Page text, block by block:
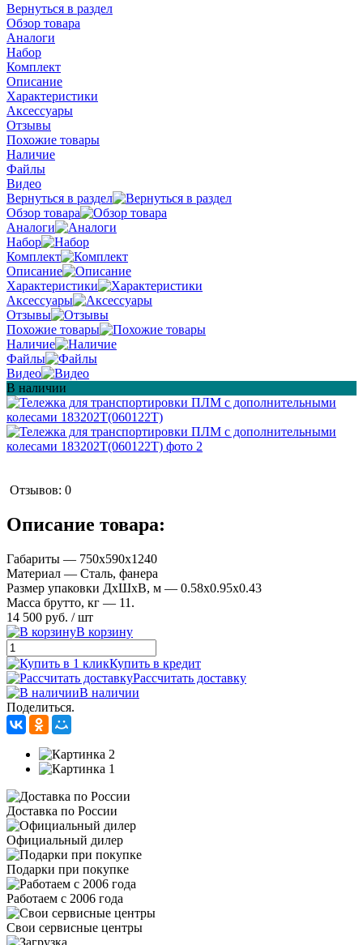
Вернуться в раздел
Обзор товара
Аналоги
Набор
Комплект
Описание
Характеристики
Аксессуары
Отзывы
Похожие товары
Наличие
Файлы
Видео
Вернуться в раздел
Обзор товара
Аналоги
Набор
Комплект
Описание
Характеристики
Аксессуары
Отзывы
Похожие товары
Наличие
Файлы
Видео
В наличии
Отзывов: 0
Описание товара:
Габариты — 750x590x1240
Материал — Сталь, фанера
Размер упаковки ДхШхВ, м — 0.58x0.95x0.43
Масса брутто, кг — 11.
14 500 руб. / шт
В корзину
Купить в кредит
Рассчитать доставку
В наличии
Поделиться.
Доставка по России
Официальный дилер
Подарки при покупке
Работаем с 2006 года
Свои сервисные центры